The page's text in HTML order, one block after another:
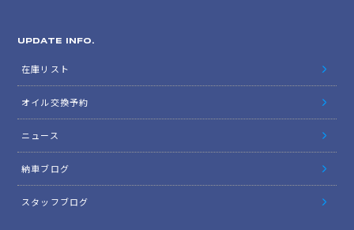
UPDATE INFO.
在庫リスト
オイル交換予約
ニュース
納車ブログ
スタッフブログ